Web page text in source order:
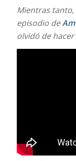
Mientras
episodio de
olvidó de